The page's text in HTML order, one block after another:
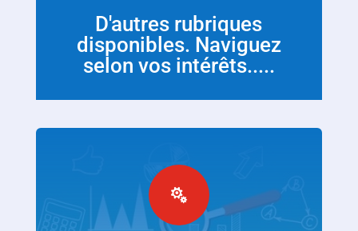
D'autres rubriques
disponibles. Naviguez
selon vos intérêts.....
